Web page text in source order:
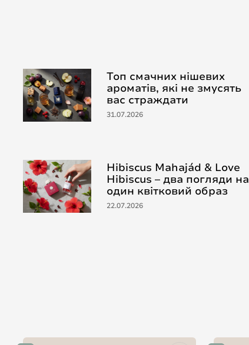
Топ смачних нішевих
ароматів, які не змусять
вас страждати
31.07.2026
Hibiscus Mahajád & Love
Hibiscus – два погляди на
один квітковий образ
22.07.2026